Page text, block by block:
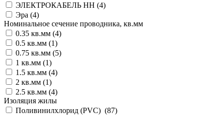
ЭЛЕКТРОКАБЕЛЬ НН (4)
Эра (4)
Номинальное сечение проводника, кв.мм
0.35 кв.мм (4)
0.5 кв.мм (1)
0.75 кв.мм (5)
1 кв.мм (1)
1.5 кв.мм (4)
2 кв.мм (1)
2.5 кв.мм (4)
Изоляция жилы
Поливинилхлорид (PVC) (87)